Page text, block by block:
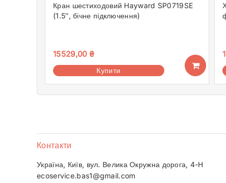
Кран шестиходовий Hayward SP0719SE
(1.5″, бічне підключення)
15529,00 ₴
Купити
Контакти
Україна, Київ, вул. Велика Окружна дорога, 4-Н
ecoservice.bas1@gmail.com